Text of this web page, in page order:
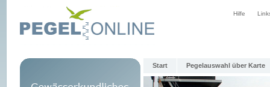
Hilfe
Start Pegelauswahl über Karte